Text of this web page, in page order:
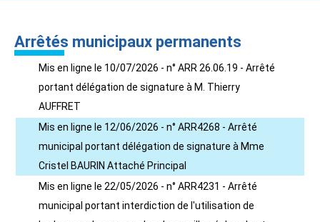
Arrêtés municipaux permanents
Mis en ligne le 10/07/2026 - n° ARR 26.06.19 - Arrêté
portant délégation de signature à M. Thierry
AUFFRET
Mis en ligne le 12/06/2026 - n° ARR4268 - Arrêté
municipal portant délégation de signature à Mme
Cristel BAURIN Attaché Principal
Mis en ligne le 22/05/2026 - n° ARR4231 - Arrêté
municipal portant interdiction de l'utilisation de